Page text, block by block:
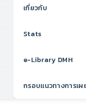
เกี่ยวกับ
Stats
e-Library DMH
กรอบแนวทางการเ